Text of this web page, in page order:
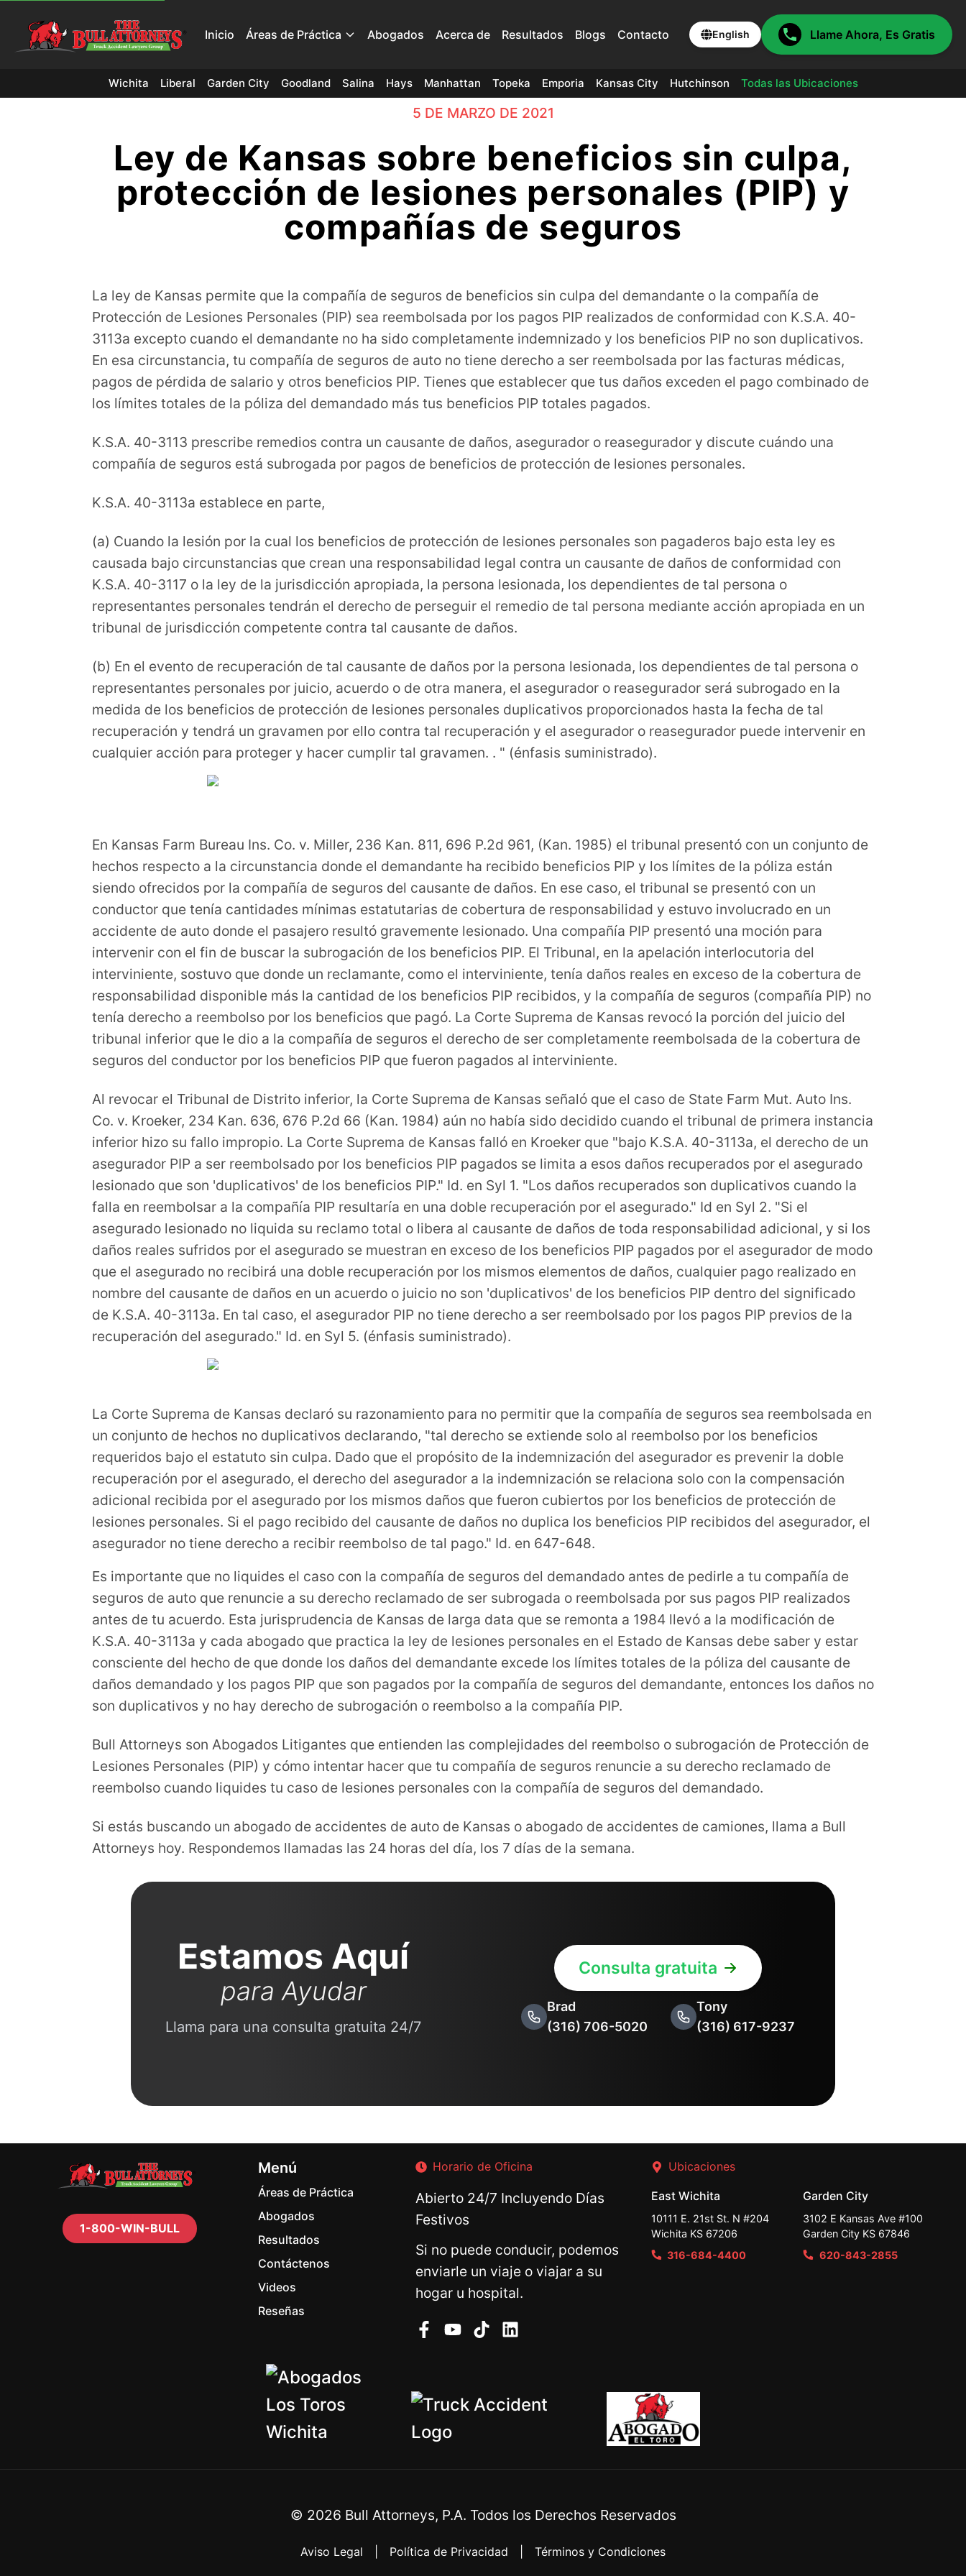
Inicio Áreas de Práctica Abogados Acerca de Resultados Blogs Contacto English Llame Ahora, Es Gratis
Wichita Liberal Garden City Goodland Salina Hays Manhattan Topeka Emporia Kansas City Hutchinson Todas las Ubicaciones
5 DE MARZO DE 2021
Ley de Kansas sobre beneficios sin culpa,
protección de lesiones personales (PIP) y
compañías de seguros
La ley de Kansas permite que la compañía de seguros de beneficios sin culpa del demandante o la compañía de
Protección de Lesiones Personales (PIP) sea reembolsada por los pagos PIP realizados de conformidad con K.S.A. 40-
3113a excepto cuando el demandante no ha sido completamente indemnizado y los beneficios PIP no son duplicativos.
En esa circunstancia, tu compañía de seguros de auto no tiene derecho a ser reembolsada por las facturas médicas,
pagos de pérdida de salario y otros beneficios PIP. Tienes que establecer que tus daños exceden el pago combinado de
los límites totales de la póliza del demandado más tus beneficios PIP totales pagados.
K.S.A. 40-3113 prescribe remedios contra un causante de daños, asegurador o reasegurador y discute cuándo una
compañía de seguros está subrogada por pagos de beneficios de protección de lesiones personales.
K.S.A. 40-3113a establece en parte,
(a) Cuando la lesión por la cual los beneficios de protección de lesiones personales son pagaderos bajo esta ley es
causada bajo circunstancias que crean una responsabilidad legal contra un causante de daños de conformidad con
K.S.A. 40-3117 o la ley de la jurisdicción apropiada, la persona lesionada, los dependientes de tal persona o
representantes personales tendrán el derecho de perseguir el remedio de tal persona mediante acción apropiada en un
tribunal de jurisdicción competente contra tal causante de daños.
(b) En el evento de recuperación de tal causante de daños por la persona lesionada, los dependientes de tal persona o
representantes personales por juicio, acuerdo o de otra manera, el asegurador o reasegurador será subrogado en la
medida de los beneficios de protección de lesiones personales duplicativos proporcionados hasta la fecha de tal
recuperación y tendrá un gravamen por ello contra tal recuperación y el asegurador o reasegurador puede intervenir en
cualquier acción para proteger y hacer cumplir tal gravamen. . " (énfasis suministrado).
En Kansas Farm Bureau Ins. Co. v. Miller, 236 Kan. 811, 696 P.2d 961, (Kan. 1985) el tribunal presentó con un conjunto de
hechos respecto a la circunstancia donde el demandante ha recibido beneficios PIP y los límites de la póliza están
siendo ofrecidos por la compañía de seguros del causante de daños. En ese caso, el tribunal se presentó con un
conductor que tenía cantidades mínimas estatutarias de cobertura de responsabilidad y estuvo involucrado en un
accidente de auto donde el pasajero resultó gravemente lesionado. Una compañía PIP presentó una moción para
intervenir con el fin de buscar la subrogación de los beneficios PIP. El Tribunal, en la apelación interlocutoria del
interviniente, sostuvo que donde un reclamante, como el interviniente, tenía daños reales en exceso de la cobertura de
responsabilidad disponible más la cantidad de los beneficios PIP recibidos, y la compañía de seguros (compañía PIP) no
tenía derecho a reembolso por los beneficios que pagó. La Corte Suprema de Kansas revocó la porción del juicio del
tribunal inferior que le dio a la compañía de seguros el derecho de ser completamente reembolsada de la cobertura de
seguros del conductor por los beneficios PIP que fueron pagados al interviniente.
Al revocar el Tribunal de Distrito inferior, la Corte Suprema de Kansas señaló que el caso de State Farm Mut. Auto Ins.
Co. v. Kroeker, 234 Kan. 636, 676 P.2d 66 (Kan. 1984) aún no había sido decidido cuando el tribunal de primera instancia
inferior hizo su fallo impropio. La Corte Suprema de Kansas falló en Kroeker que "bajo K.S.A. 40-3113a, el derecho de un
asegurador PIP a ser reembolsado por los beneficios PIP pagados se limita a esos daños recuperados por el asegurado
lesionado que son 'duplicativos' de los beneficios PIP." Id. en Syl 1. "Los daños recuperados son duplicativos cuando la
falla en reembolsar a la compañía PIP resultaría en una doble recuperación por el asegurado." Id en Syl 2. "Si el
asegurado lesionado no liquida su reclamo total o libera al causante de daños de toda responsabilidad adicional, y si los
daños reales sufridos por el asegurado se muestran en exceso de los beneficios PIP pagados por el asegurador de modo
que el asegurado no recibirá una doble recuperación por los mismos elementos de daños, cualquier pago realizado en
nombre del causante de daños en un acuerdo o juicio no son 'duplicativos' de los beneficios PIP dentro del significado
de K.S.A. 40-3113a. En tal caso, el asegurador PIP no tiene derecho a ser reembolsado por los pagos PIP previos de la
recuperación del asegurado." Id. en Syl 5. (énfasis suministrado).
La Corte Suprema de Kansas declaró su razonamiento para no permitir que la compañía de seguros sea reembolsada en
un conjunto de hechos no duplicativos declarando, "tal derecho se extiende solo al reembolso por los beneficios
requeridos bajo el estatuto sin culpa. Dado que el propósito de la indemnización del asegurador es prevenir la doble
recuperación por el asegurado, el derecho del asegurador a la indemnización se relaciona solo con la compensación
adicional recibida por el asegurado por los mismos daños que fueron cubiertos por los beneficios de protección de
lesiones personales. Si el pago recibido del causante de daños no duplica los beneficios PIP recibidos del asegurador, el
asegurador no tiene derecho a recibir reembolso de tal pago." Id. en 647-648.
Es importante que no liquides el caso con la compañía de seguros del demandado antes de pedirle a tu compañía de
seguros de auto que renuncie a su derecho reclamado de ser subrogada o reembolsada por sus pagos PIP realizados
antes de tu acuerdo. Esta jurisprudencia de Kansas de larga data que se remonta a 1984 llevó a la modificación de
K.S.A. 40-3113a y cada abogado que practica la ley de lesiones personales en el Estado de Kansas debe saber y estar
consciente del hecho de que donde los daños del demandante excede los límites totales de la póliza del causante de
daños demandado y los pagos PIP que son pagados por la compañía de seguros del demandante, entonces los daños no
son duplicativos y no hay derecho de subrogación o reembolso a la compañía PIP.
Bull Attorneys son Abogados Litigantes que entienden las complejidades del reembolso o subrogación de Protección de
Lesiones Personales (PIP) y cómo intentar hacer que tu compañía de seguros renuncie a su derecho reclamado de
reembolso cuando liquides tu caso de lesiones personales con la compañía de seguros del demandado.
Si estás buscando un abogado de accidentes de auto de Kansas o abogado de accidentes de camiones, llama a Bull
Attorneys hoy. Respondemos llamadas las 24 horas del día, los 7 días de la semana.
Estamos Aquí
para Ayudar
Llama para una consulta gratuita 24/7
Consulta gratuita
Brad
(316) 706-5020
Tony
(316) 617-9237
1-800-WIN-BULL
Menú
Áreas de Práctica
Abogados
Resultados
Contáctenos
Videos
Reseñas
Horario de Oficina
Abierto 24/7 Incluyendo Días
Festivos
Si no puede conducir, podemos
enviarle un viaje o viajar a su
hogar u hospital.
Ubicaciones
East Wichita
10111 E. 21st St. N #204
Wichita KS 67206
316-684-4400
Garden City
3102 E Kansas Ave #100
Garden City KS 67846
620-843-2855
© 2026 Bull Attorneys, P.A. Todos los Derechos Reservados
Aviso Legal Política de Privacidad Términos y Condiciones